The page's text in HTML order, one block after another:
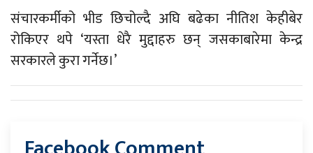
संचारकर्मीको भीड छिचोल्दै अघि बढेका नीतिश केहीबेर
रोकिएर थपे ‘यस्ता धेरै मुद्दाहरु छन् जसकाबारेमा केन्द्र
सरकारले कुरा गर्नेछ।’